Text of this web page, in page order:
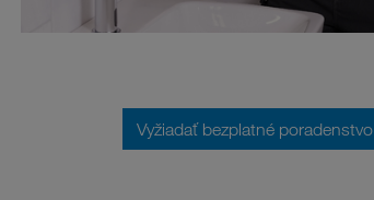
Vyžiadať bezplatné poradenstvo